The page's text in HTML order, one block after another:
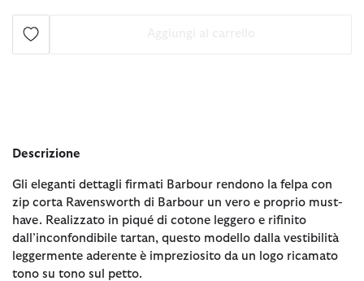
Descrizione
Gli eleganti dettagli firmati Barbour rendono la felpa con
zip corta Ravensworth di Barbour un vero e proprio must-
have. Realizzato in piqué di cotone leggero e rifinito
dall’inconfondibile tartan, questo modello dalla vestibilità
leggermente aderente è impreziosito da un logo ricamato
tono su tono sul petto.